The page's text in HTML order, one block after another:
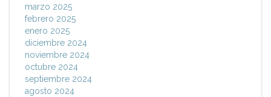
marzo 2025
febrero 2025
enero 2025
diciembre 2024
noviembre 2024
octubre 2024
septiembre 2024
agosto 2024